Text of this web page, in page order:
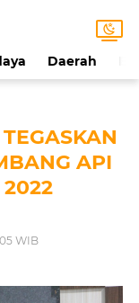
Daerah
API
2022
WIB